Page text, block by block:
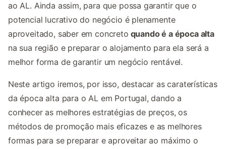
ao AL. Ainda assim, para que possa garantir que o
potencial lucrativo do negócio é plenamente
aproveitado, saber em concreto quando é a época alta
na sua região e preparar o alojamento para ela será a
melhor forma de garantir um negócio rentável.
Neste artigo iremos, por isso, destacar as caraterísticas
da época alta para o AL em Portugal, dando a
conhecer as melhores estratégias de preços, os
métodos de promoção mais eficazes e as melhores
formas para se preparar e aproveitar ao máximo o